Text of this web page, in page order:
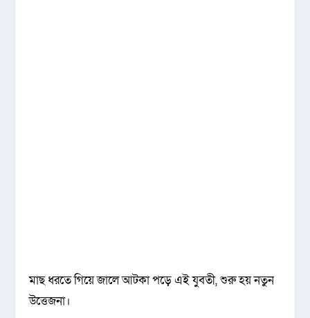
মাছ ধরতে গিয়ে জালে আটকা পড়ে এই যুবতী, শুরু হয় নতুন
উত্তেজনা।